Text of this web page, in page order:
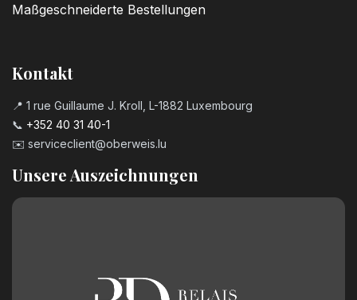
Maßgeschneiderte Bestellungen
Kontakt
📍 1 rue Guillaume J. Kroll, L-1882 Luxembourg
📞 +352 40 31 40-1
✉️ serviceclient@oberweis.lu
Unsere Auszeichnungen